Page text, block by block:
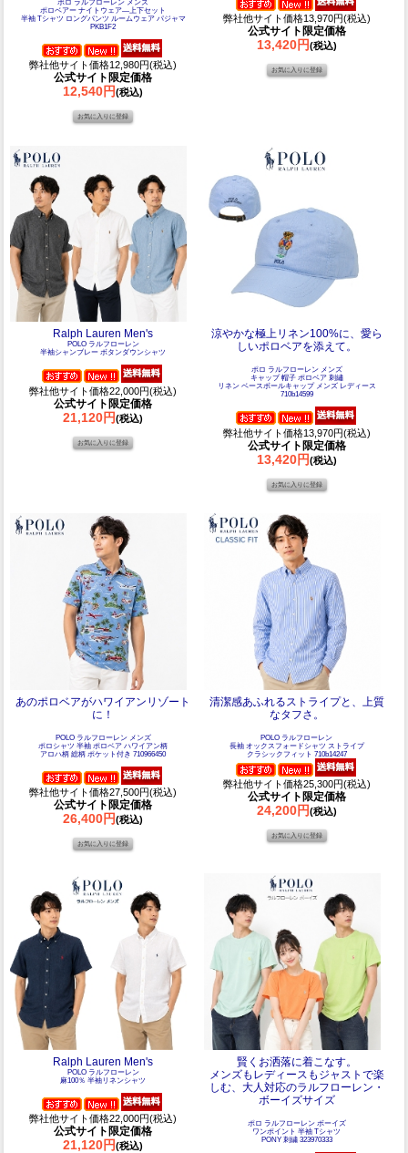
ポロ ラルフローレン メンズ
ポロベアー ナイトウェア―上下セット
半袖 Tシャツ ロングパンツ ルームウェア パジャマ
PKB1F2
弊社他サイト価格12,980円(税込)
公式サイト限定価格
12,540円(税込)
弊社他サイト価格13,970円(税込)
公式サイト限定価格
13,420円(税込)
Ralph Lauren Men's
POLO ラルフローレン
半袖シャンブレー ボタンダウンシャツ
弊社他サイト価格22,000円(税込)
公式サイト限定価格
21,120円(税込)
涼やかな極上リネン100%に、愛ら
しいポロベアを添えて。
ポロ ラルフローレン メンズ
キャップ 帽子 ポロベア 刺繡
リネン ベースボールキャップ メンズ レディース
710b14599
弊社他サイト価格13,970円(税込)
公式サイト限定価格
13,420円(税込)
あのポロベアがハワイアンリゾート
に！
POLO ラルフローレン メンズ
ポロシャツ 半袖 ポロベア ハワイアン柄
アロハ柄 総柄 ポケット付き 710966450
弊社他サイト価格27,500円(税込)
公式サイト限定価格
26,400円(税込)
清潔感あふれるストライプと、上質
なタフさ。
POLO ラルフローレン
長袖 オックスフォードシャツ ストライプ
クラシックフィット 710b14247
弊社他サイト価格25,300円(税込)
公式サイト限定価格
24,200円(税込)
Ralph Lauren Men's
POLO ラルフローレン
麻100％ 半袖リネンシャツ
弊社他サイト価格22,000円(税込)
公式サイト限定価格
21,120円(税込)
賢くお洒落に着こなす。
メンズもレディースもジャストで楽
しむ、大人対応のラルフローレン・
ボーイズサイズ
ポロ ラルフローレン ボーイズ
ワンポイント 半袖 Tシャツ
PONY 刺繍 323970333